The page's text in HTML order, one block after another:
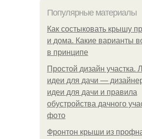
Популярные материалы
Как состыковать крышу
и дома. Какие варианты
в принципе
Простой дизайн участка.
идеи для дачи —
идеи для дачи и правила
обустройства дачного
фото
Фронтон крыши из